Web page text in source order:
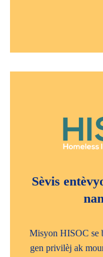
Sèvis
Misyon HISOC se
gen privilèj ak